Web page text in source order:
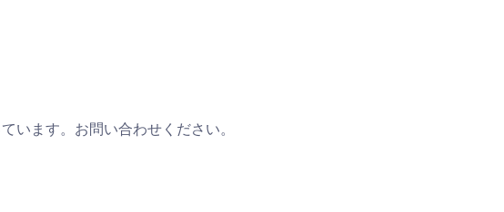
います。お問い合わせください。